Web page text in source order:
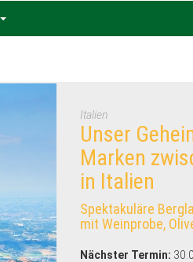
Italien
Unser
Marken
in Italien
Spektakuläre
mit Weinprobe,
Nächster Termin: